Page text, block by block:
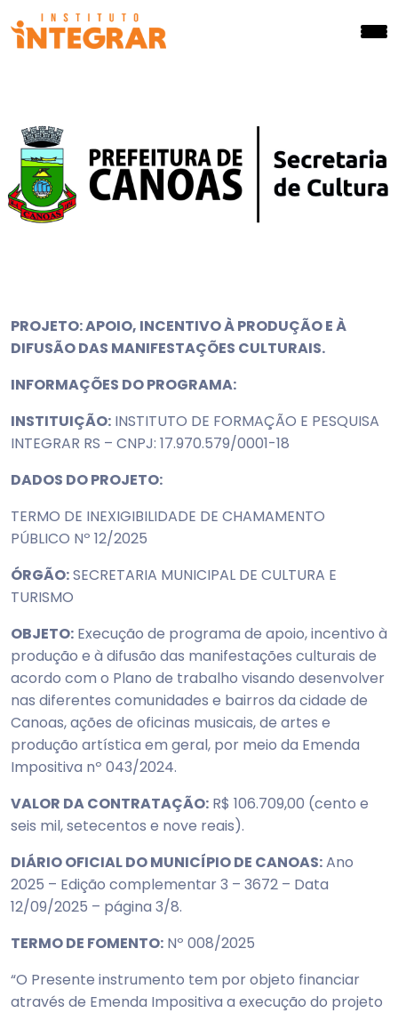
PROJETO: APOIO, INCENTIVO À PRODUÇÃO E À
DIFUSÃO DAS MANIFESTAÇÕES CULTURAIS.
INFORMAÇÕES DO PROGRAMA:
INSTITUIÇÃO: INSTITUTO DE FORMAÇÃO E PESQUISA
INTEGRAR RS – CNPJ: 17.970.579/0001-18
DADOS DO PROJETO:
TERMO DE INEXIGIBILIDADE DE CHAMAMENTO
PÚBLICO Nº 12/2025
ÓRGÃO:SECRETARIA MUNICIPAL DE CULTURA E
TURISMO
OBJETO: Execução de programa de apoio, incentivo à
produção e à difusão das manifestações culturais de
acordo com o Plano de trabalho visando desenvolver
nas diferentes comunidades e bairros da cidade de
Canoas, ações de oficinas musicais, de artes e
produção artística em geral, por meio da Emenda
Impositiva nº 043/2024.
VALOR DA CONTRATAÇÃO: R$ 106.709,00 (cento e
seis mil, setecentos e nove reais).
DIÁRIO OFICIAL DO MUNICÍPIO DE CANOAS:Ano
2025 – Edição complementar 3 – 3672 – Data
12/09/2025 – página 3/8.
TERMO DE FOMENTO: Nº 008/2025
“O Presente instrumento tem por objeto financiar
através de Emenda Impositiva a execução do projeto